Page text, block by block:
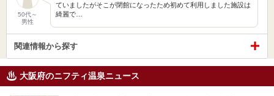
50代～
男性
ていましたがそこが閉館になったため初めて利用しました施設は
綺麗で…
関連情報から探す
大阪府のニフティ温泉ニュース